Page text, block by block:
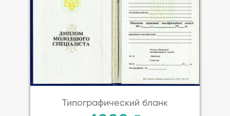
Типографический бланк